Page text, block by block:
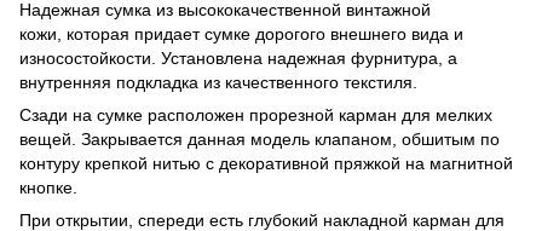
Надежная сумка из высококачественной винтажной
кожи, которая придает сумке дорогого внешнего вида и
износостойкости. Установлена надежная фурнитура, а
внутренняя подкладка из качественного текстиля.
Сзади на сумке расположен прорезной карман для мелких
вещей. Закрывается данная модель клапаном, обшитым по
контуру крепкой нитью с декоративной пряжкой на магнитной
кнопке.
При открытии, спереди есть глубокий накладной карман для